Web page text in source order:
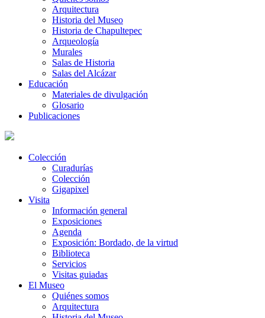
Arquitectura
Historia del Museo
Historia de Chapultepec
Arqueología
Murales
Salas de Historia
Salas del Alcázar
Educación
Materiales de divulgación
Glosario
Publicaciones
Colección
Curadurías
Colección
Gigapixel
Visita
Información general
Exposiciones
Agenda
Exposición: Bordado, de la virtud
Biblioteca
Servicios
Visitas guiadas
El Museo
Quiénes somos
Arquitectura